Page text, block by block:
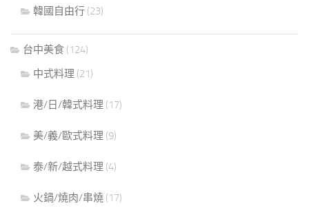
韓國自由行 (23)
台中美食 (124)
中式料理 (21)
港/日/韓式料理 (17)
美/義/歐式料理 (9)
泰/新/越式料理 (4)
火鍋/燒肉/串燒 (17)